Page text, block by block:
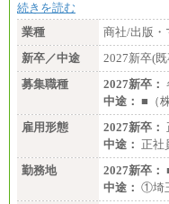
続きを読む
業種
商社/出版
新卒／中途
2027新卒(
募集職種
2027新卒：
中途： ■（
雇用形態
2027新卒：
中途： 正社
勤務地
2027新卒：
中途： ①埼